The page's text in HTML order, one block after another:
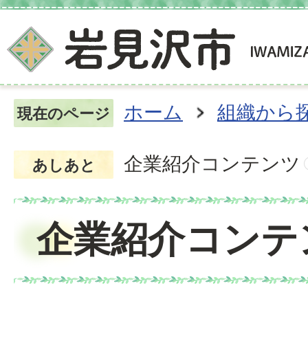
現在のページ ホーム 組織から
あしあと 企業紹介コンテンツ
企業紹介コン